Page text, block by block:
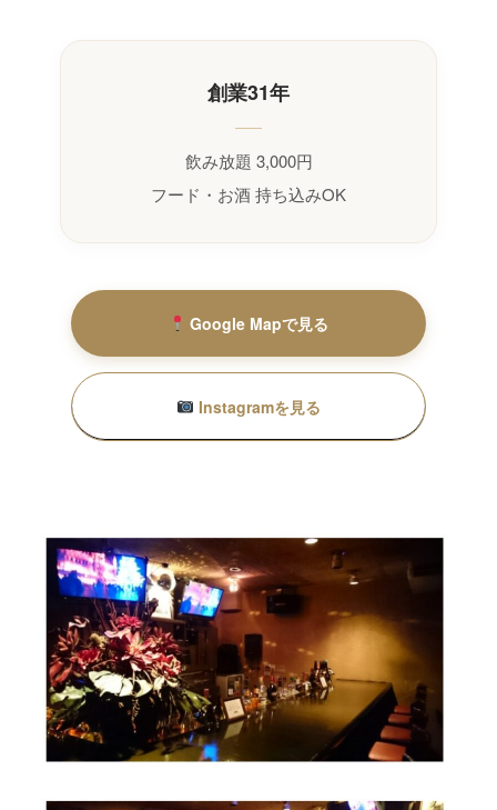
創業31年
飲み放題 3,000円
フード・お酒 持ち込みOK
Google Mapで見る
Instagramを見る